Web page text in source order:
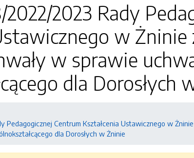
2022/2023 Rady
w
w sprawie
dla Dorosłych
Pedagogicznej Centrum Kształcenia Ustawicznego w
dla Dorosłych w Żninie